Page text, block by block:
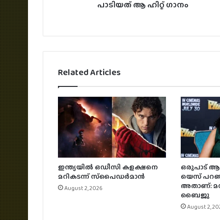
പാടിയത് ആ ഹിറ്റ് ഗാനം
Related Articles
ഇന്ത്യയിൽ ഒഡീസി കളക്ഷനെ
മറികടന്ന് സ്‌പൈഡർമാൻ
August 2, 2026
ഒരുപാട്
യെസ്
അതാണ്:
ബൈജു
August 2,